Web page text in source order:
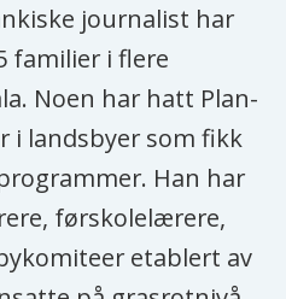
journalist har
familier i flere
Noen har hatt Plan-
i landsbyer som fikk
Han har
førskolelærere,
etablert av